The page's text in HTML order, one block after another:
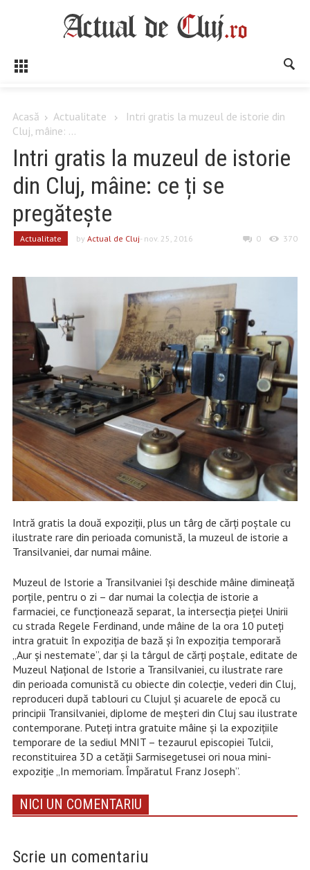
Acasă Actualitate
Intri gratis la muzeul de istorie din
Cluj, mâine: ...
Intri gratis la muzeul de istorie
din Cluj, mâine: ce ți se
pregătește
Actualitate by Actual de Cluj- nov. 25, 2016 0 370
Intră gratis la două expoziții, plus un târg de cărți poștale cu
ilustrate rare din perioada comunistă, la muzeul de istorie a
Transilvaniei, dar numai mâine.
Muzeul de Istorie a Transilvaniei își deschide mâine dimineață
porțile, pentru o zi – dar numai la colecția de istorie a
farmaciei, ce funcționează separat, la intersecția pieței Unirii
cu strada Regele Ferdinand, unde mâine de la ora 10 puteți
intra gratuit în expoziţia de bază şi în expoziţia temporară
„Aur şi nestemate”, dar și la târgul de cărţi poştale, editate de
Muzeul Naţional de Istorie a Transilvaniei, cu ilustrate rare
din perioada comunistă cu obiecte din colecţie, vederi din Cluj,
reproduceri după tablouri cu Clujul şi acuarele de epocă cu
principii Transilvaniei, diplome de meşteri din Cluj sau ilustrate
contemporane. Puteți intra gratuite mâine și la expozițiile
temporare de la sediul MNIT – tezaurul episcopiei Tulcii,
reconstituirea 3D a cetății Sarmisegetusei ori noua mini-
expoziție „In memoriam. Împăratul Franz Joseph”.
NICI UN COMENTARIU
Scrie un comentariu